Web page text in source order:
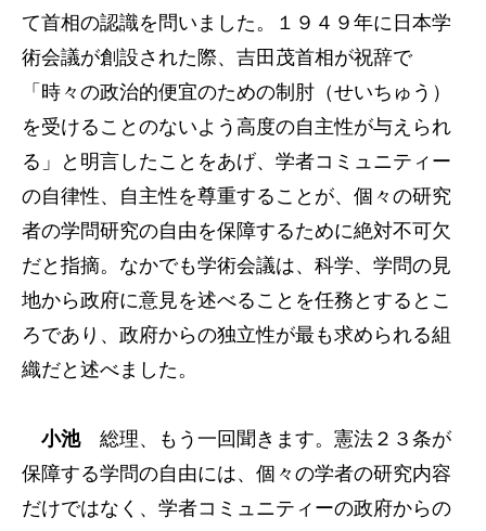
て首相の認識を問いました。１９４９年に日本学
術会議が創設された際、吉田茂首相が祝辞で
「時々の政治的便宜のための制肘（せいちゅう）
を受けることのないよう高度の自主性が与えられ
る」と明言したことをあげ、学者コミュニティー
の自律性、自主性を尊重することが、個々の研究
者の学問研究の自由を保障するために絶対不可欠
だと指摘。なかでも学術会議は、科学、学問の見
地から政府に意見を述べることを任務とするとこ
ろであり、政府からの独立性が最も求められる組
織だと述べました。
小池総理、もう一回聞きます。憲法２３条が
保障する学問の自由には、個々の学者の研究内容
だけではなく、学者コミュニティーの政府からの